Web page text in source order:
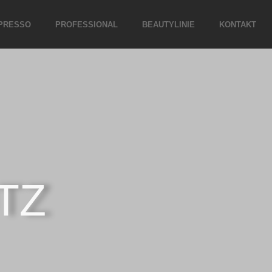
PROFESSIONAL BEAUTYLINIE KONTAKT